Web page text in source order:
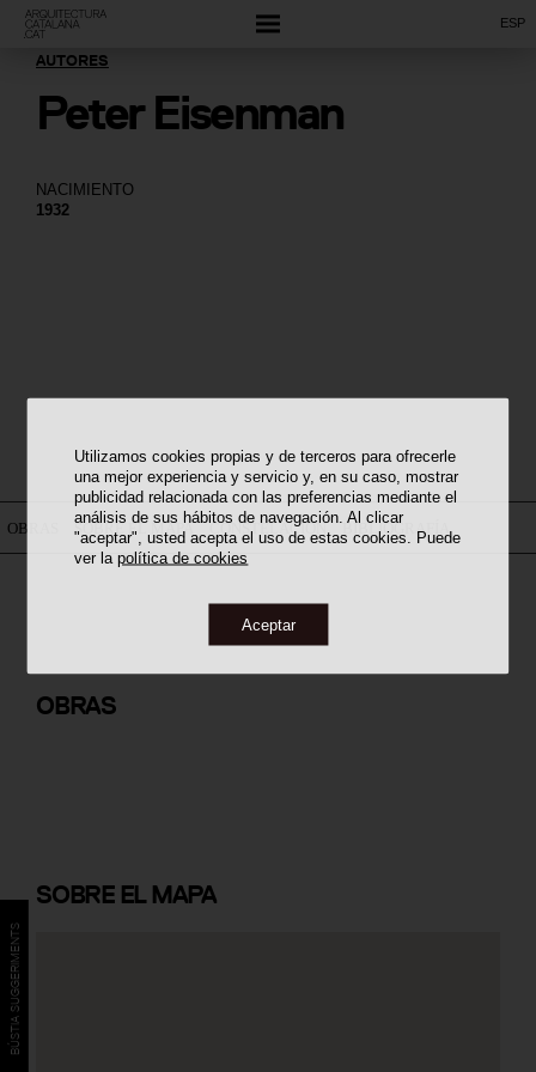
Utilizamos cookies propias y de terceros para ofrecerle
una mejor experiencia y servicio y, en su caso, mostrar
publicidad relacionada con las preferencias mediante el
análisis de sus hábitos de navegación. Al clicar
"aceptar", usted acepta el uso de estas cookies. Puede
ver lapolítica de cookies
Aceptar
ESP
NACIMIENTO
1932
AUTORES
Peter Eisenman
OBRAS SOBRE EL MAPA CONSTELACIÓN BIBLIOGRAFÍA
OBRAS
Parc de la Draga
SOBREEL MAPA
BÚSTIA SUGGERIMENTS